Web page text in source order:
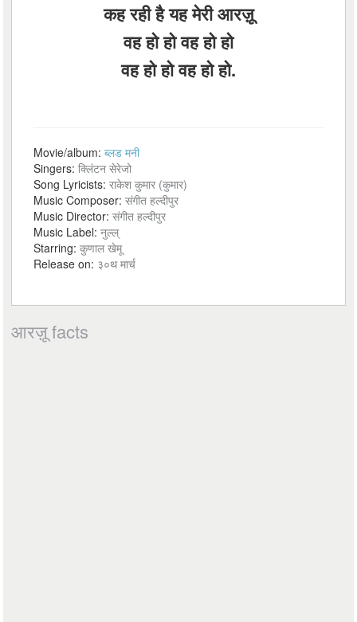
कह रही है यह मेरी आरज़ू
वह हो हो वह हो हो
वह हो हो वह हो हो.
Movie/album:ब्लड मनी
Singers:क्लिंटन सेरेजो
Song Lyricists:राकेश कुमार (कुमार)
Music Composer:संगीत हल्दीपुर
Music Director:संगीत हल्दीपुर
Music Label:नुल्ल्
Starring:कुणाल खेमू
Release on: ३०थ मार्च
आरज़ू facts